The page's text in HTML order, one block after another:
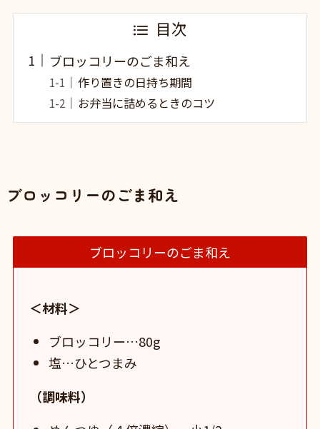
目次
ブロッコリーのごま和え
作り置きの日持ち期間
お弁当に詰めるときのコツ
ブロッコリーのごま和え
ブロッコリーのごま和え
＜材料＞
ブロッコリー…80g
塩…ひとつまみ
（調味料）